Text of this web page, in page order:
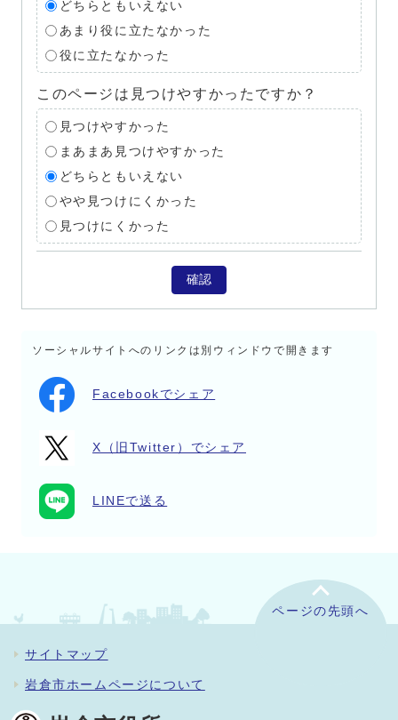
どちらともいえない
あまり役に立たなかった
役に立たなかった
このページは見つけやすかったですか？
見つけやすかった
まあまあ見つけやすかった
どちらともいえない
やや見つけにくかった
見つけにくかった
確認
ソーシャルサイトへのリンクは別ウィンドウで開きます
Facebookでシェア
X（旧Twitter）でシェア
LINEで送る
ページの先頭へ
サイトマップ
岩倉市ホームページについて